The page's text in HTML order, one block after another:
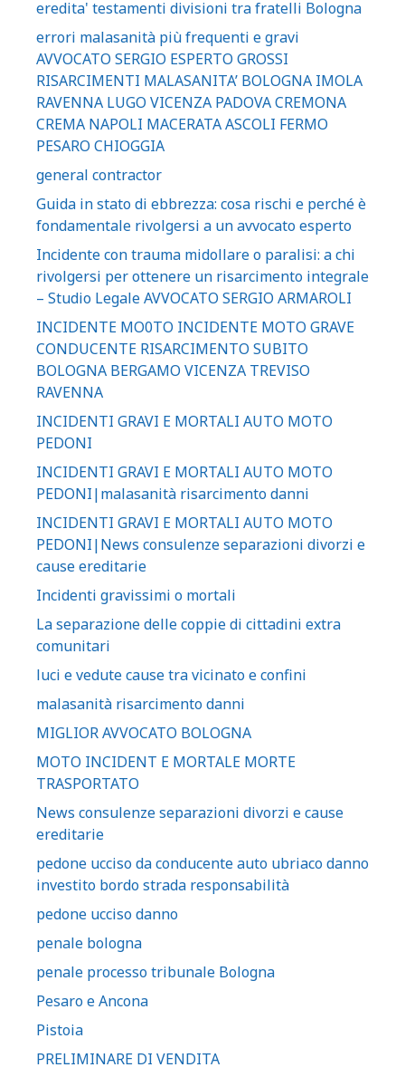
eredita' testamenti divisioni tra fratelli Bologna
errori malasanità più frequenti e gravi
AVVOCATO SERGIO ESPERTO GROSSI
RISARCIMENTI MALASANITA’ BOLOGNA IMOLA
RAVENNA LUGO VICENZA PADOVA CREMONA
CREMA NAPOLI MACERATA ASCOLI FERMO
PESARO CHIOGGIA
general contractor
Guida in stato di ebbrezza: cosa rischi e perché è
fondamentale rivolgersi a un avvocato esperto
Incidente con trauma midollare o paralisi: a chi
rivolgersi per ottenere un risarcimento integrale
– Studio Legale AVVOCATO SERGIO ARMAROLI
INCIDENTE MO0TO INCIDENTE MOTO GRAVE
CONDUCENTE RISARCIMENTO SUBITO
BOLOGNA BERGAMO VICENZA TREVISO
RAVENNA
INCIDENTI GRAVI E MORTALI AUTO MOTO
PEDONI
INCIDENTI GRAVI E MORTALI AUTO MOTO
PEDONI|malasanità risarcimento danni
INCIDENTI GRAVI E MORTALI AUTO MOTO
PEDONI|News consulenze separazioni divorzi e
cause ereditarie
Incidenti gravissimi o mortali
La separazione delle coppie di cittadini extra
comunitari
luci e vedute cause tra vicinato e confini
malasanità risarcimento danni
MIGLIOR AVVOCATO BOLOGNA
MOTO INCIDENT E MORTALE MORTE
TRASPORTATO
News consulenze separazioni divorzi e cause
ereditarie
pedone ucciso da conducente auto ubriaco danno
investito bordo strada responsabilità
pedone ucciso danno
penale bologna
penale processo tribunale Bologna
Pesaro e Ancona
Pistoia
PRELIMINARE DI VENDITA